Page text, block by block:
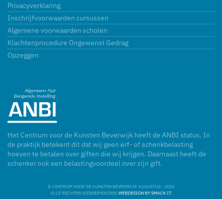
Privacyverklaring
Inschrijfvoorwaarden cursussen
Algemene voorwaarden scholen
Klachtenprocedure Ongewenst Gedrag
Opzeggen
Het Centrum voor de Kunsten Beverwijk heeft de ANBI status. In
de praktijk betekent dit dat wij geen erf- of schenkbelasting
hoeven te betalen over giften die wij krijgen. Daarnaast heeft de
schenker ook een belastingvoordeel over zijn gift.
© CENTRUM VOOR DE KUNSTEN BEVERWIJK AUGUSTUS - 2026
ALLE RECHTEN VOORBEHOUDEN. WEBDESIGN BY SMACK IT.